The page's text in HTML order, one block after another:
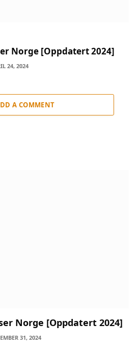
Norge [Oppdatert 2024]
24, 2024
A COMMENT
Norge [Oppdatert 2024]
31, 2024